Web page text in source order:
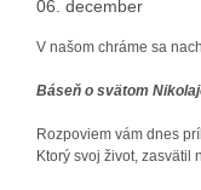
06. december
V našom chráme sa
Báseň o svätom
Rozpoviem vám dnes
Ktorý svoj život, zasvätil